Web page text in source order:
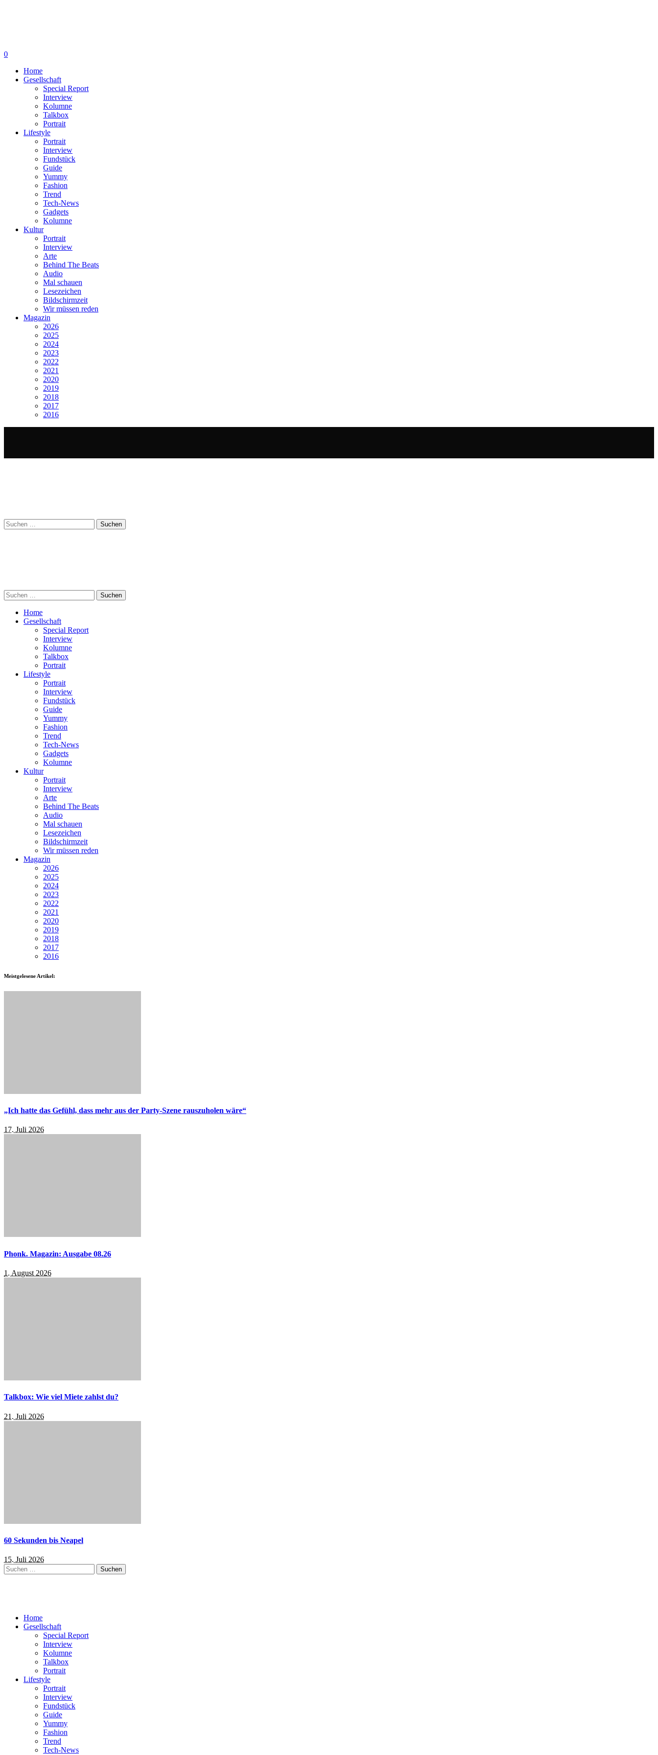
0
Home
Gesellschaft
Special Report
Interview
Kolumne
Talkbox
Portrait
Lifestyle
Portrait
Interview
Fundstück
Guide
Yummy
Fashion
Trend
Tech-News
Gadgets
Kolumne
Kultur
Portrait
Interview
Arte
Behind The Beats
Audio
Mal schauen
Lesezeichen
Bildschirmzeit
Wir müssen reden
Magazin
2026
2025
2024
2023
2022
2021
2020
2019
2018
2017
2016
Suchen
nach:
Suchen
nach:
Home
Gesellschaft
Special Report
Interview
Kolumne
Talkbox
Portrait
Lifestyle
Portrait
Interview
Fundstück
Guide
Yummy
Fashion
Trend
Tech-News
Gadgets
Kolumne
Kultur
Portrait
Interview
Arte
Behind The Beats
Audio
Mal schauen
Lesezeichen
Bildschirmzeit
Wir müssen reden
Magazin
2026
2025
2024
2023
2022
2021
2020
2019
2018
2017
2016
Meistgelesene Artikel:
„Ich hatte das Gefühl, dass mehr aus der Party-Szene rauszuholen wäre“
17. Juli 2026
Phonk. Magazin: Ausgabe 08.26
1. August 2026
Talkbox: Wie viel Miete zahlst du?
21. Juli 2026
60 Sekunden bis Neapel
15. Juli 2026
Suchen
nach:
Home
Gesellschaft
Special Report
Interview
Kolumne
Talkbox
Portrait
Lifestyle
Portrait
Interview
Fundstück
Guide
Yummy
Fashion
Trend
Tech-News